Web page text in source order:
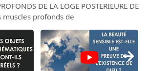
DE LA LOGE POSTERIEURE DE
muscles profonds de
→